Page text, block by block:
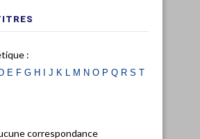
:
e fg h i j k l m no p q rs t
correspondance